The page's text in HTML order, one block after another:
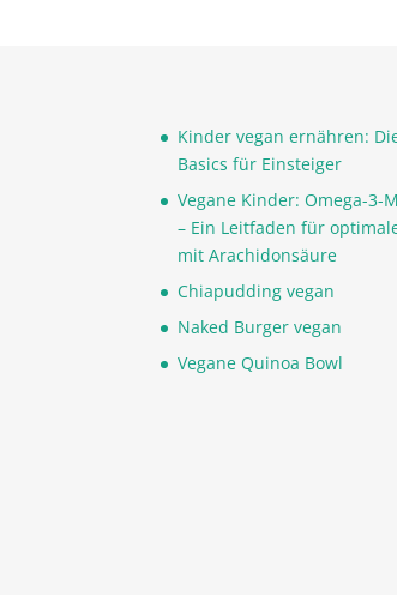
Kinder vegan ernähren:
Basics für Einsteiger
Vegane Kinder: Omega-3-
– Ein Leitfaden für
mit Arachidonsäure
Chiapudding vegan
Naked Burger vegan
Vegane Quinoa Bowl